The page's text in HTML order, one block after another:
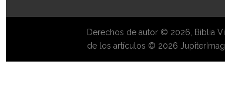
Derechos de autor © 2026, Biblia
de los artículos © 2026